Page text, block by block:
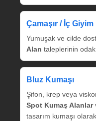
Çamaşır / İç Giyim
Yumuşak ve cilde
Alan taleplerinin
Bluz Kumaşı
Şifon, krep veya
Spot Kumaş Alanlar
tasarım kumaşı